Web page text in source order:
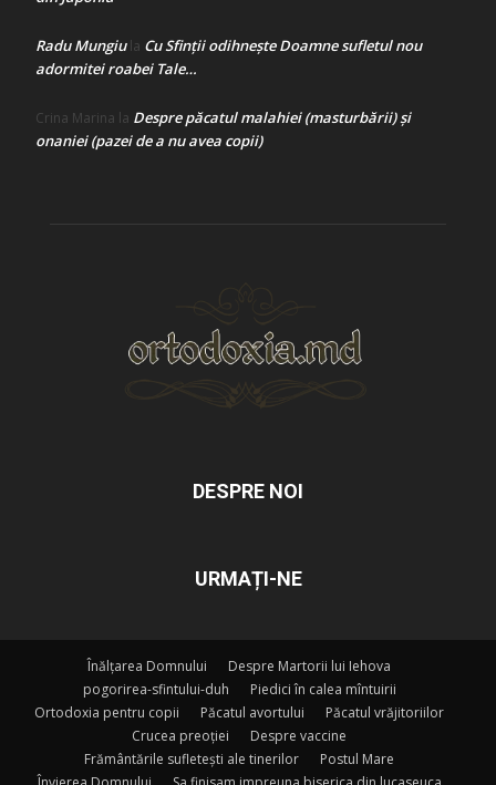
Radu Mungiula Cu Sfinții odihnește Doamne sufletul nou
adormitei roabei Tale…
Crina Marina la Despre păcatul malahiei (masturbării) şi
onaniei (pazei de a nu avea copii)
DESPRE NOI
URMAȚI-NE
Înălțarea Domnului
Despre Martorii lui Iehova
pogorirea-sfintului-duh
Piedici în calea mîntuirii
Ortodoxia pentru copii
Păcatul avortului
Păcatul vrăjitoriilor
Crucea preoției
Despre vaccine
Frământările sufletești ale tinerilor
Postul Mare